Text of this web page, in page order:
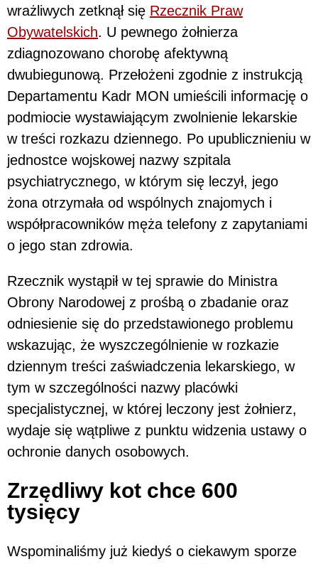
wrażliwych zetknął się Rzecznik Praw
Obywatelskich. U pewnego żołnierza
zdiagnozowano chorobę afektywną
dwubiegunową. Przełożeni zgodnie z instrukcją
Departamentu Kadr MON umieścili informację o
podmiocie wystawiającym zwolnienie lekarskie
w treści rozkazu dziennego. Po upublicznieniu w
jednostce wojskowej nazwy szpitala
psychiatrycznego, w którym się leczył, jego
żona otrzymała od wspólnych znajomych i
współpracowników męża telefony z zapytaniami
o jego stan zdrowia.
Rzecznik wystąpił w tej sprawie do Ministra
Obrony Narodowej z prośbą o zbadanie oraz
odniesienie się do przedstawionego problemu
wskazując, że wyszczególnienie w rozkazie
dziennym treści zaświadczenia lekarskiego, w
tym w szczególności nazwy placówki
specjalistycznej, w której leczony jest żołnierz,
wydaje się wątpliwe z punktu widzenia ustawy o
ochronie danych osobowych.
Zrzędliwy kot chce 600
tysięcy
Wspominaliśmy już kiedyś o ciekawym sporze